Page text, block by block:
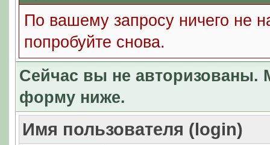
По вашему запросу ничего не
попробуйте снова.
Сейчас вы не авторизованы.
форму ниже.
Имя пользователя (login)